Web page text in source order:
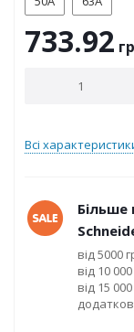
733.92
Всі
від 5000
від 10
від 15